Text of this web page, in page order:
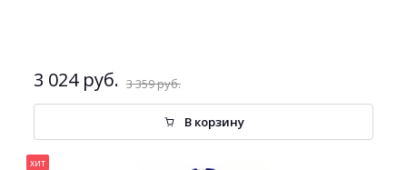
3 024 руб. 3 359 руб.
В корзину
хит